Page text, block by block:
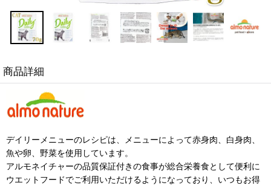
商品詳細
デイリーメニューのレシピは、メニューによって赤身肉、白身肉、
魚や卵、野菜を使用しています。
アルモネイチャーの品質保証付きの食事が総合栄養食として便利に
ウエットフードでご利用いただけるようになっており、いつもお得